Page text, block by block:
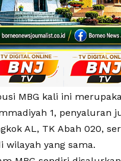
MBG kali ini
1, penyaluran
AL, TK Abah 020,
wilayah yang sama.